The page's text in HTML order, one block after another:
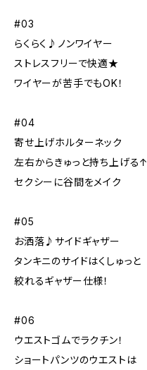
#03
らくらく♪ノンワイヤー
ストレスフリーで快適★
ワイヤーが苦手でもOK！
#04
寄せ上げホルターネック
左右からきゅっと持ち上げる↑
セクシーに谷間をメイク
#05
お洒落♪サイドギャザー
タンキニのサイドはくしゅっと
絞れるギャザー仕様！
#06
ウエストゴムでラクチン！
ショートパンツのウエストは